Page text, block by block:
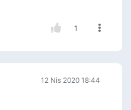
1
12 Nis 2020 18:44